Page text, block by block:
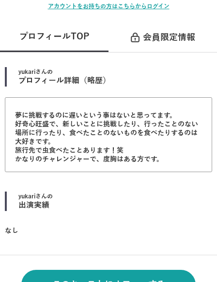
アカウントをお持ちの方はこちらからログイン
プロフィールTOP 会員限定情報
yukariさんの
プロフィール詳細（略歴）
夢に挑戦するのに遅いという事はないと思ってます。
好奇心旺盛で、新しいことに挑戦したり、行ったことのない
場所に行ったり、食べたことのないものを食べたりするのは
大好きです。
旅行先で虫食べたことあります！笑
かなりのチャレンジャーで、度胸はある方です。
yukariさんの
出演実績
なし